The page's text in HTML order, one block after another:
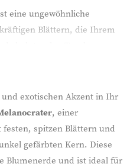
eine ungewöhnliche
Blättern, die Ihrem
skulpturalen Touch
in einem Terrarium,
Ständer. Stellen Sie
Platz ohne direkte
Sie einen natürlichen
exotischen Akzent in Ihr
, einer
festen, spitzen Blättern und
gefärbten Kern. Diese
Blumenerde und ist ideal für